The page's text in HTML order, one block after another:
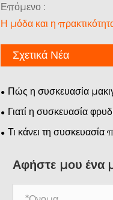
Επόμενο :
Η μόδα και η
Σχετικά Νέα
Πώς η συσκευασία
και γιατί έχει σημασία
Γιατί η συσκευασία
ήρωας της επωνυμίας σας;
Τι κάνει τη συσκευασία
Αφήστε μου ένα